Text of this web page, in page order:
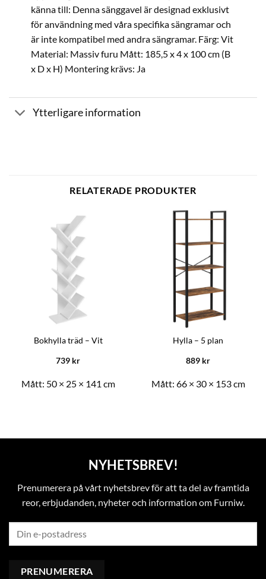
känna till: Denna sänggavel är designad exklusivt
för användning med våra specifika sängramar och
är inte kompatibel med andra sängramar. Färg: Vit
Material: Massiv furu Mått: 185,5 x 4 x 100 cm (B
x D x H) Montering krävs: Ja
Ytterligare information
RELATERADE PRODUKTER
Bokhylla träd – Vit
739 kr
Mått: 50 × 25 × 141 cm
Hylla – 5 plan
889 kr
Mått: 66 × 30 × 153 cm
NYHETSBREV!
Prenumerera på vårt nyhetsbrev för att ta del av framtida
reor, erbjudanden, nyheter och information om Furniw.